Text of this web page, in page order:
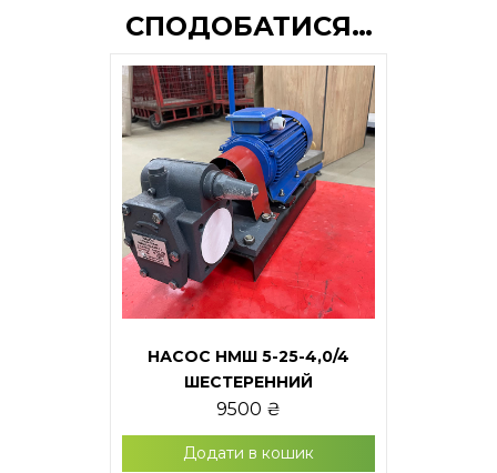
СПОДОБАТИСЯ…
НАСОС НМШ 5-25-4,0/4
ШЕСТЕРЕННИЙ
9500 ₴
Додати в кошик